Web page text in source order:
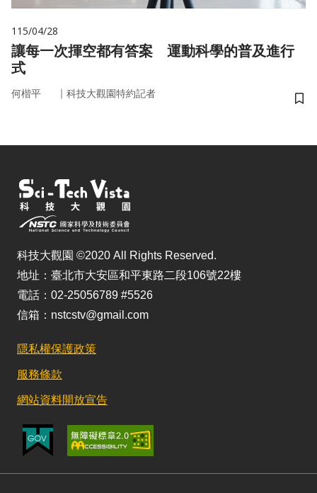
115/04/28
讓每一次揮空都有答案 運動科學的普及進行
式
何楷平 ｜ 科技大觀園特約記者
儲
科技大觀園 ©2020 All Rights Reserved.
地址：臺北市大安區和平東路二段106號22樓
電話：02-25056789 #5526
信箱：nstcstv@gmail.com
隱私權保護政策
服務條款
網站資料開放宣告